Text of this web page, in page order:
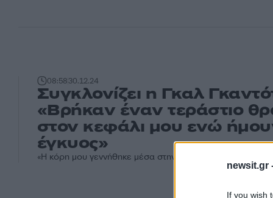
newsit.gr
If you wish
08:5830.12.24
Συγκλονίζει η Γκαλ
«Βρήκαν έναν τεράστιο
στον κεφάλι μου ενώ
έγκυος»
«Η κόρη μου γεννήθηκε μέσα στην αβεβαιότητα και τον